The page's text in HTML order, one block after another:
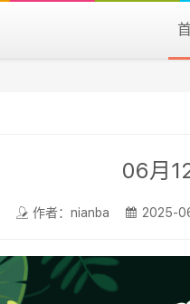
06月
作者：nianba 2025-